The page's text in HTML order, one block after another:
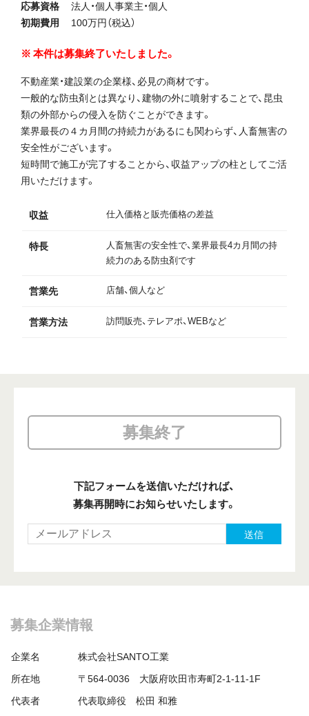
応募資格
法人・個人事業主・個人
初期費用
100万円（税込）
本件は募集終了いたしました。
不動産業・建設業の企業様、必見の商材です。
一般的な防虫剤とは異なり、建物の外に噴射することで、昆虫
類の外部からの侵入を防ぐことができます。
業界最長の４カ月間の持続力があるにも関わらず、人畜無害の
安全性がございます。
短時間で施工が完了することから、収益アップの柱としてご活
用いただけます。
収益 仕入価格と販売価格の差益
特長
人畜無害の安全性で、業界最長4カ月間の持
続力のある防虫剤です
営業先 店舗、個人など
営業方法 訪問販売、テレアポ、WEBなど
募集終了
下記フォームを送信いただければ、
募集再開時にお知らせいたします。
送信
募集企業情報
企業名
株式会社SANTO工業
所在地
〒564-0036 大阪府吹田市寿町2-1-11-1F
代表者
代表取締役 松田 和雅